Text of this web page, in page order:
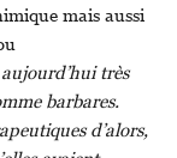
mais aussi
très
barbares.
d’alors,